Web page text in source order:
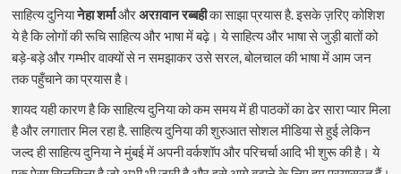
साहित्य दुनियानेहा शर्माऔरअरग़वान रब्बहीका साझा प्रयास है. इसके ज़रिए कोशिश
ये है कि लोगों की रूचि साहित्य और भाषा में बढ़े। ये साहित्य और भाषा से जुड़ी बातों को
बड़े-बड़े और गम्भीर वाक्यों से न समझाकर उसे सरल, बोलचाल की भाषा में आम जन
तक पहुँचाने का प्रयास है।
शायद यही कारण है कि साहित्य दुनिया को कम समय में ही पाठकों का ढेर सारा प्यार मिला
है और लगातार मिल रहा है. साहित्य दुनिया की शुरुआत सोशल मीडिया से हुई लेकिन
जल्द ही साहित्य दुनिया ने मुंबई में अपनी वर्कशॉप और परिचर्चा आदि भी शुरू की है। ये